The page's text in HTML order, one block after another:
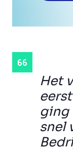
Het
ging
snel